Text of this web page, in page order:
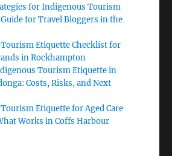
for Indigenous Tourism
for Travel Bloggers in the
Etiquette Checklist for
in Rockhampton
Tourism Etiquette in
Costs, Risks, and Next
Etiquette for Aged Care
Works in Coffs Harbour